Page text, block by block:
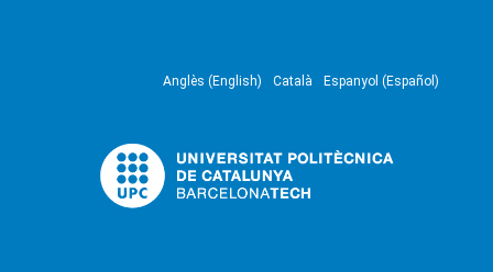
Anglès (English) Català Espanyol (Español)